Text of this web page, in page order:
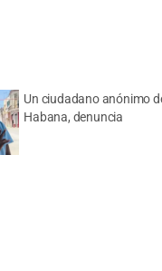
Un ciudadano anónimo
Habana, denuncia